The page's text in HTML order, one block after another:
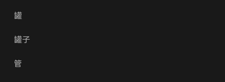
罐
罐子
管